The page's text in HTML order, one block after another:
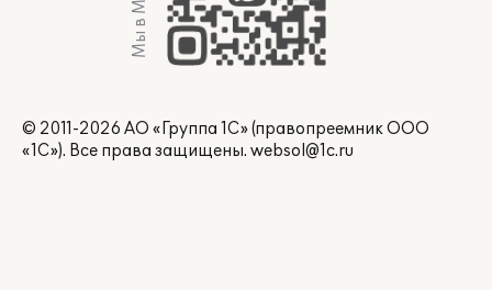
Мы в Max
© 2011-2026 АО «Группа 1С» (правопреемник ООО
«1С»). Все права защищены. websol@1c.ru